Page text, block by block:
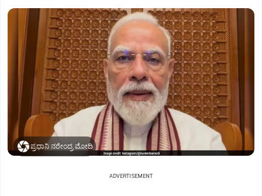
ಪ್ರಧಾನಿ ನರೇಂದ್ರ ಮೋದಿ
ADVERTISEMENT